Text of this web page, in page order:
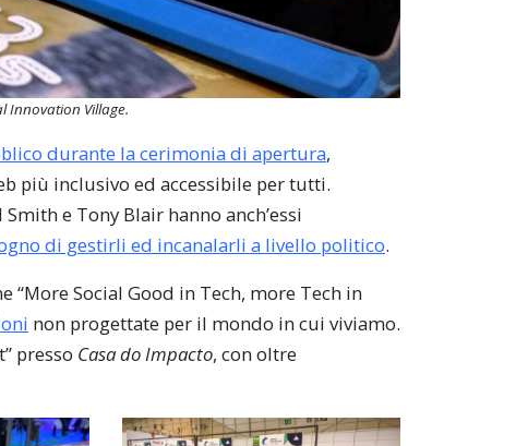
Innovation Village.
durante la cerimonia di apertura,
più inclusivo ed accessibile per tutti.
e Tony Blair hanno anch’essi
di gestirli ed incanalarli a livello politico.
“More Social Good in Tech, more Tech in
non progettate per il mondo in cui viviamo.
presso Casa do Impacto, con oltre